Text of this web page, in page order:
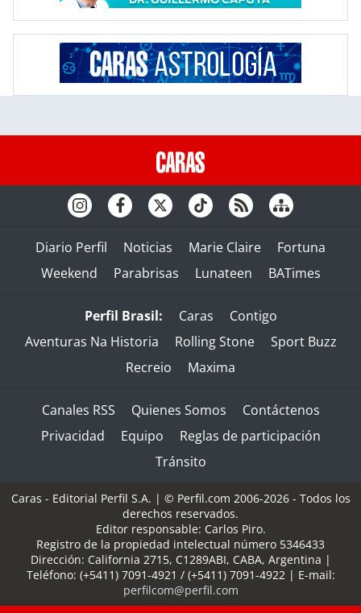
Diario Perfil Noticias Marie Claire
Fortuna
Weekend
Parabrisas Lunateen BATimes
Perfil Brasil: Caras
Contigo
Aventuras Na Historia
Rolling Stone
Sport Buzz
Recreio
Maxima
Canales RSS Quienes Somos
Contáctenos
Privacidad
Equipo
Reglas de participación
Tránsito
Caras - Editorial Perfil S.A. | © Perfil.com 2006-2026 - Todos los
derechos reservados.
Editor responsable: Carlos Piro.
Registro de la propiedad intelectual número 5346433
Dirección: California 2715, C1289ABI, CABA, Argentina |
Teléfono: (+5411) 7091-4921 / (+5411) 7091-4922| E-mail:
perfilcom@perfil.com